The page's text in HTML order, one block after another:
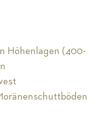
Höhenlagen (400-